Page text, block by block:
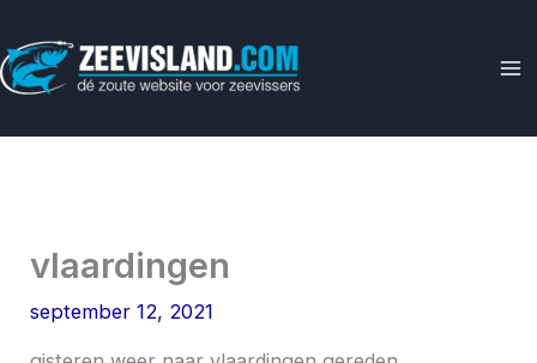
naar
de
vlaardingen
september 12, 2021